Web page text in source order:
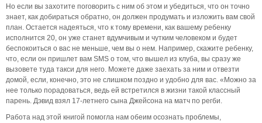
Но если вы захотите поговорить с ним об этом и убедиться, что он точно
знает, как добираться обратно, он должен продумать и изложить вам свой
план. Остается надеяться, что к тому времени, как вашему ребенку
исполнится 20, он уже станет вдумчивым и чутким человеком и будет
беспокоиться о вас не меньше, чем вы о нем. Например, скажите ребенку,
что, если он пришлет вам SMS о том, что вышел из клуба, вы сразу же
вызовете туда такси для него. Можете даже заехать за ним и отвезти
домой, если, конечно, это не слишком поздно и удобно для вас. «Можно за
нее только порадоваться, ведь ей встретился в жизни такой классный
парень. Дэвид взял 17-летнего сына Джейсона на матч по регби.
Работа над этой книгой помогла нам обеим осознать проблемы,